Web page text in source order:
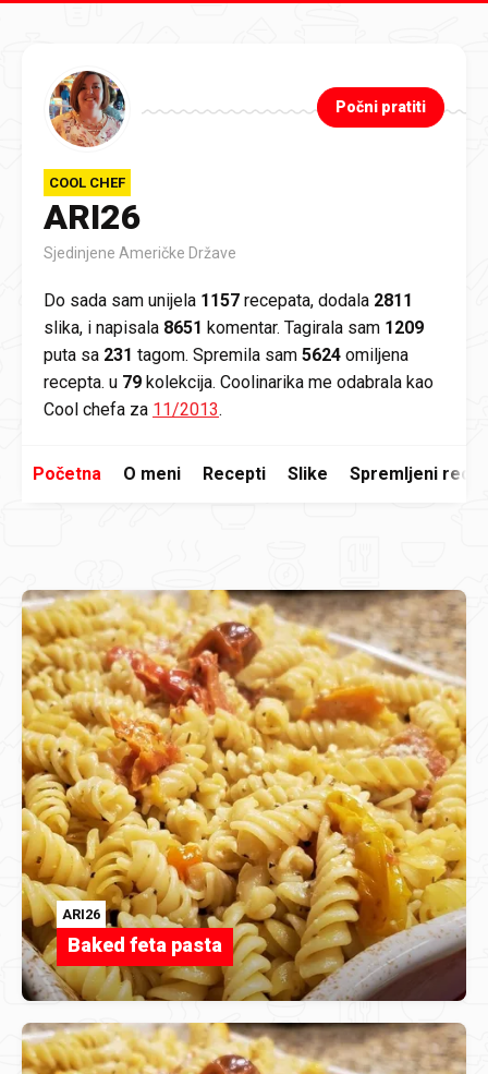
COOL CHEF
ARI26
Sjedinjene Američke Države
Počni pratiti
Do sada sam unijela 1157 recepata, dodala 2811
slika, i napisala 8651 komentar. Tagirala sam 1209
puta sa 231 tagom. Spremila sam 5624 omiljena
recepta. u 79 kolekcija. Coolinarika me odabrala kao
Cool chefa za 11/2013.
Početna O meni Recepti Slike Spremljeni
ARI26
Baked feta pasta